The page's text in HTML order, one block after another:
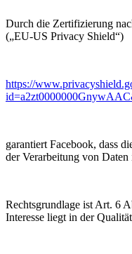
Durch die Zertifizierung
(„EU-US Privacy Shield“)
https://
garantiert Facebook, dass
der Verarbeitung von
Rechtsgrundlage ist Art. 6
Interesse liegt in der